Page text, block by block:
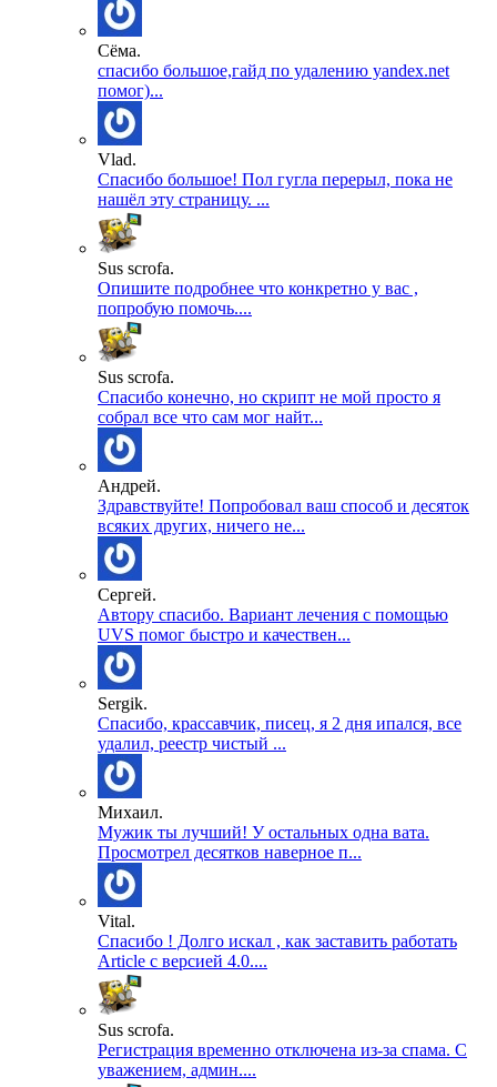
Сёма.
спасибо большое,гайд по удалению yandex.net
помог)...
Vlad.
Спасибо большое! Пол гугла перерыл, пока не
нашёл эту страницу. ...
Sus scrofa.
Опишите подробнее что конкретно у вас ,
попробую помочь....
Sus scrofa.
Спасибо конечно, но скрипт не мой просто я
собрал все что сам мог найт...
Андрей.
Здравствуйте! Попробовал ваш способ и десяток
всяких других, ничего не...
Сергей.
Автору спасибо. Вариант лечения с помощью
UVS помог быстро и качествен...
Sergik.
Спасибо, крассавчик, писец, я 2 дня ипался, все
удалил, реестр чистый ...
Михаил.
Мужик ты лучший! У остальных одна вата.
Просмотрел десятков наверное п...
Vital.
Спасибо ! Долго искал , как заставить работать
Article с версией 4.0....
Sus scrofa.
Регистрация временно отключена из-за спама. С
уважением, админ....